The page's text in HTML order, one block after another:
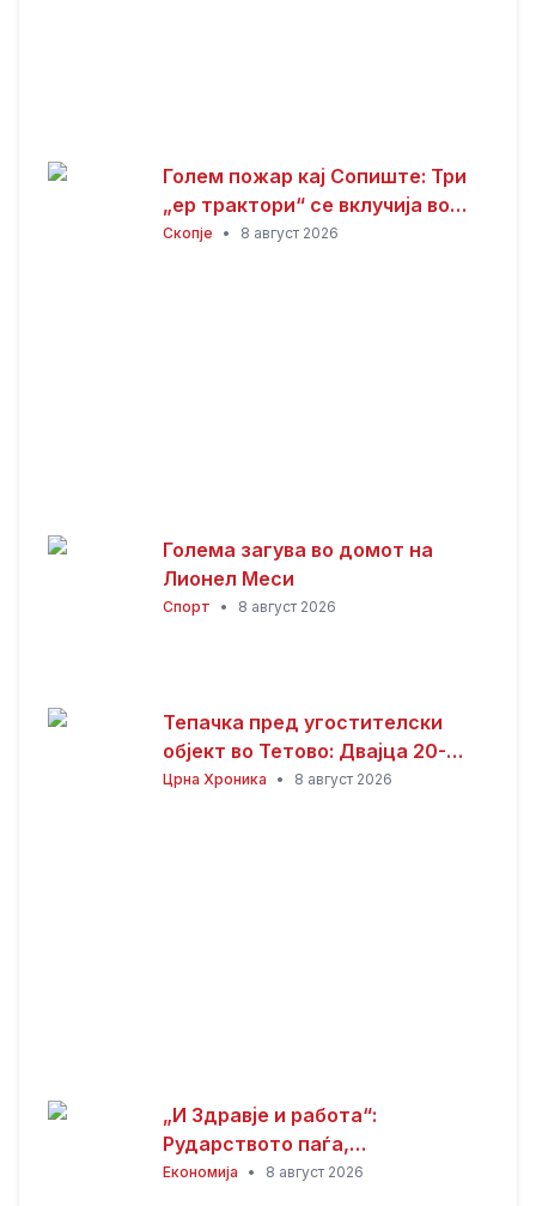
Голем пожар кај Сопиште: Три
„ер трактори“ се вклучија во
гаснењето, гори
Скопје • 8 август 2026
Голема загува во домот на
Лионел Меси
Спорт • 8 август 2026
Тепачка пред угостителски
објект во Тетово: Двајца 20-
годишници избодени со нож,
Црна Хроника • 8 август 2026
„И Здравје и работа“:
Рударството паѓа,
инвестициите стојат –
Економија • 8 август 2026